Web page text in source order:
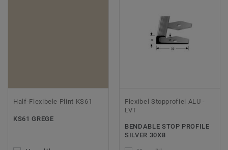
Half-Flexibele Plint KS61
KS61 GREGE
Flexibel Stopprofiel ALU -
LVT
BENDABLE STOP PROFILE
SILVER 30X8